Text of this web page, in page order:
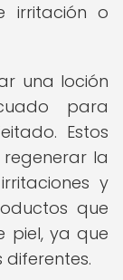
irritación o
una loción
para
Estos
la
y
que
piel, ya que